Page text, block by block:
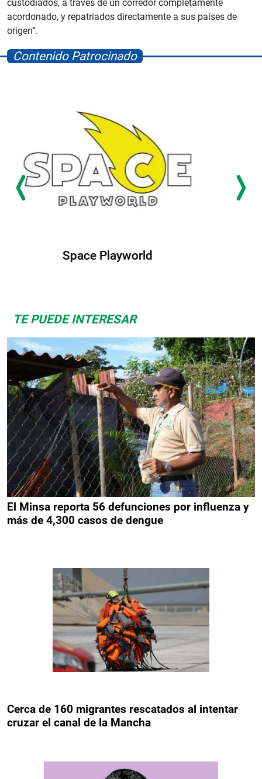
custodiados, a través de un corredor completamente
acordonado, y repatriados directamente a sus países de
origen”.
Contenido Patrocinado
Albrook Bowling
TE PUEDE INTERESAR
El Minsa reporta 56 defunciones por influenza y
más de 4,300 casos de dengue
Cerca de 160 migrantes rescatados al intentar
cruzar el canal de la Mancha